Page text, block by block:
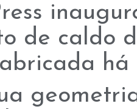
de caldo
há